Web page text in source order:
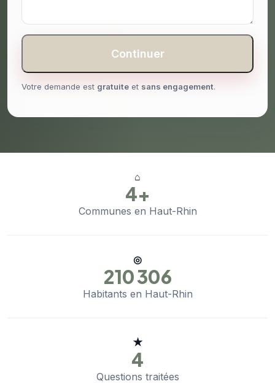
Continuer
Votre demande est gratuite et sans engagement.
⌂
4+
Communes en Haut-Rhin
◎
210 306
Habitants en Haut-Rhin
★
4
Questions traitées